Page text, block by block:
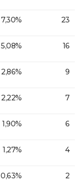
7,30% 23
5,08% 16
2,86% 9
2,22% 7
1,90% 6
1,27% 4
0,63% 2